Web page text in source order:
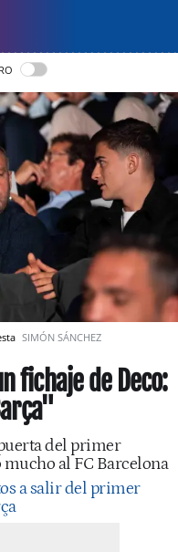
SIMÓN SÁNCHEZ
fichaje de Deco:
del primer
al FC Barcelona
a salir del primer